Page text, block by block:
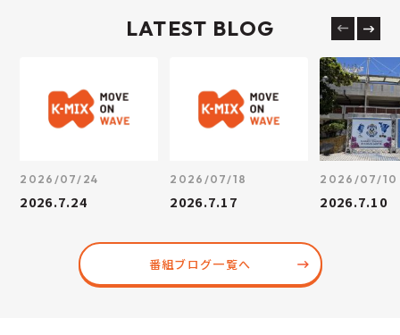
LATEST BLOG
2026/07/24
2026.7.24
2026/07/18
2026.7.17
2026/07/10
2026.7.10
番組ブログ一覧へ